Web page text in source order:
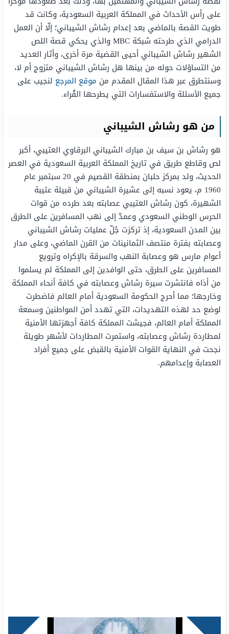
على رأس الأحداث في المملكة العربية السعودية، وكانت قد
طويت القصة بالماضي بعد إعدام رشاش الشيباني؛ إلّا أن العمل
الدرامي الذي طرحته شبكة MBC والذي يحكي قصة اللص
الشهير رشاش الشيباني أحيى القضية مرة أخرى، وأثار العديد
من التساؤلات حوله من بينها هل رشاش الشيباني متزوج أم لا،
وسنتطرق عبر هذا المقال المقدم من موقع المرجع لنجيب على
جميع الأسئلة والاستفسارات التي يطرحها القُراء.
من هو رشاش الشيباني
هو رشاش بن سيف بن مبارك الشيباني البرقاوي العتيبي، أكبر
لص وقاطع طريق في تاريخ المملكة العربية السعودية في العصر
الحديث، ولد بمركز حلبان بمنطقة القصيم في 20 سبتمبر عام
1960 م، يعود نسبه إلى عشيرة الشيباني من قبيلة عتيبة
الشهيرة، كون رشاش العتيبي عصابته بعد طرده من قوات
الحرس الوطني السعودي وعمدّ إلى نهب المسافرين على الطرق
بين المدن السعودية، إذ تركزت جُلّ عمليات رشاش الشيباني
وعصابته بفترة منتصف الثمانينات من القرن الماضي، وعلى مدار
أعوام مارس هو وعصابة النهب والسرقة بالإكراه وترويع
المسافرين على الطرق، حتى الوافدين إلى المملكة لم يسلموا
من أذاه فانتشرت سيرة رشاش وعصابته في كافة أنحاء المملكة
وخارجها؛ مما أحرج الحكومة السعودية أمام العالم فاضطرت
لوضع حد لهذه التهديدات، التي تهدد أمن المواطنين وسمعة
المملكة أمام العالم، فجيشت المملكة كافة أجهزتها الأمنية
لمطاردة رشاش وعصابته، واستمرت المطاردات لأشهر طويلة
نجحت في النهاية القوات الأمنية بالقبض على جميع أفراد
العصابة وإعدامهم.